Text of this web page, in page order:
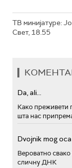
ТВ минијатуре:
Свет, 18.55
Da, ali...
Како преживети
шта нас
Dvojnik mog oca
Вероватно
сличну ДНК